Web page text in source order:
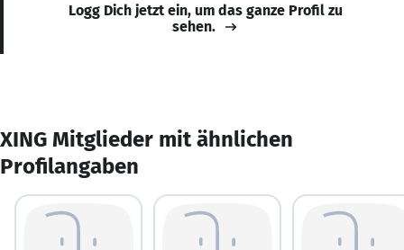
Logg Dich jetzt ein, um das ganze Profil zu
sehen.
XING Mitglieder mit ähnlichen
Profilangaben